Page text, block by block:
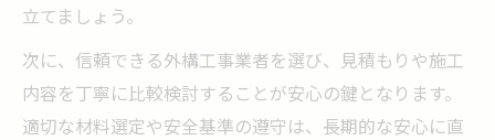
立てましょう。
次に、信頼できる外構工事業者を選び、見積もりや施工
内容を丁寧に比較検討することが安心の鍵となります。
適切な材料選定や安全基準の遵守は、長期的な安心に直